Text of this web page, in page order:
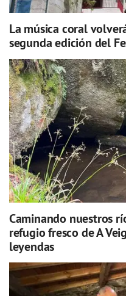
La música coral
segunda edición del
Caminando nuestros
refugio fresco de A
leyendas